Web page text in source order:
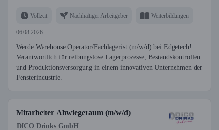
Vollzeit Nachhaltiger Arbeitgeber Weiterbildungen
06.08.2026
Werde Warehouse Operator/Fachlagerist (m/w/d) bei Edgetech!
Verantwortlich für reibungslose Lagerprozesse, Bestandskontrollen
und Produktionsversorgung in einem innovativen Unternehmen der
Fensterindustrie.
Mitarbeiter Abwiegeraum (m/w/d)
DICO Drinks GmbH